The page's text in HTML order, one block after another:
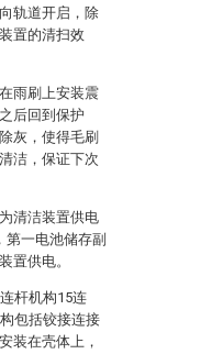
轨道开启，除
置的清扫效
雨刷上安装震
后回到保护
灰，使得毛刷
洁，保证下次
清洁装置供电
一电池储存副
置供电。
杆机构15连
包括铰接连接
装在壳体上，